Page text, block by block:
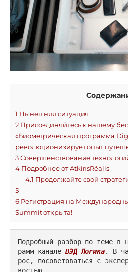
1 Нынешняя ситуация
2 Присоединяйтесь к нашему
«Биометрическая программа
революционизирует опыт
3Совершенствование
4 Подробнее от AtkinsRéalis
4.1 Продолжайте свой
5
6 Регистрация на
Summit открыта!
Подробный разбор по теме в
рамм канале ВЭД Логика. В
рос, посоветоваться с
востью.